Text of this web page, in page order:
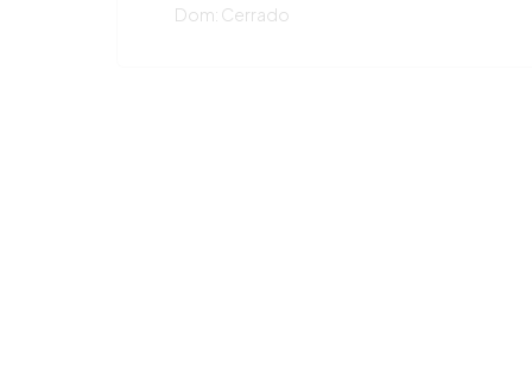
Dom: Cerrado